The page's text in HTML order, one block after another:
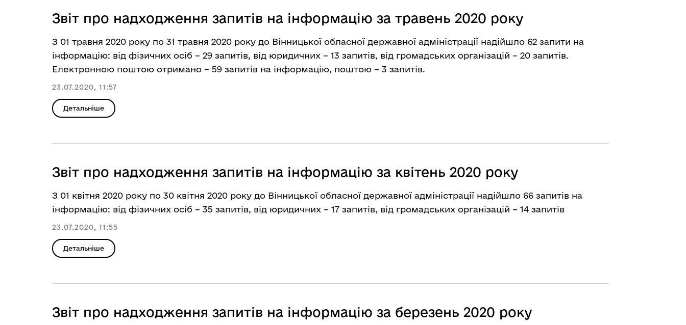
Звіт про надходження запитів на інформацію за травень 2020 року
З 01 травня 2020 року по 31 травня 2020 року до Вінницької обласної державної адміністрації надійшло 62 запити на
інформацію: від фізичних осіб – 29 запитів, від юридичних – 13 запитів, від громадських організацій – 20 запитів.
Електронною поштою отримано – 59 запитів на інформацію, поштою – 3 запитів.
23.07.2020, 11:57
Детальніше
Звіт про надходження запитів на інформацію за квітень 2020 року
З 01 квітня 2020 року по 30 квітня 2020 року до Вінницької обласної державної адміністрації надійшло 66 запитів на
інформацію: від фізичних осіб – 35 запитів, від юридичних – 17 запитів, від громадських організацій – 14 запитів
23.07.2020, 11:55
Детальніше
Звіт про надходження запитів на інформацію за березень 2020 року